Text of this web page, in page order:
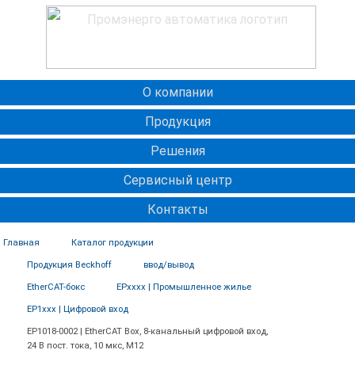
О компании
Продукция
Решения
Сервисный центр
Контакты
Главная Каталог продукции
Продукция Beckhoff ввод/вывод
EtherCAT-бокс EPxxxx | Промышленное жилье
EP1xxx | Цифровой вход
ЕР1018-0002 | EtherCAT Box, 8-канальный цифровой вход,
24 В пост. тока, 10 мкс, M12